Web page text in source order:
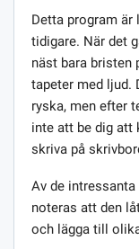
Detta program
tidigare. När det
näst bara bristen
tapeter med ljud.
ryska, men efter
inte att be dig att
skriva på
Av de
noteras att den
och lägga till